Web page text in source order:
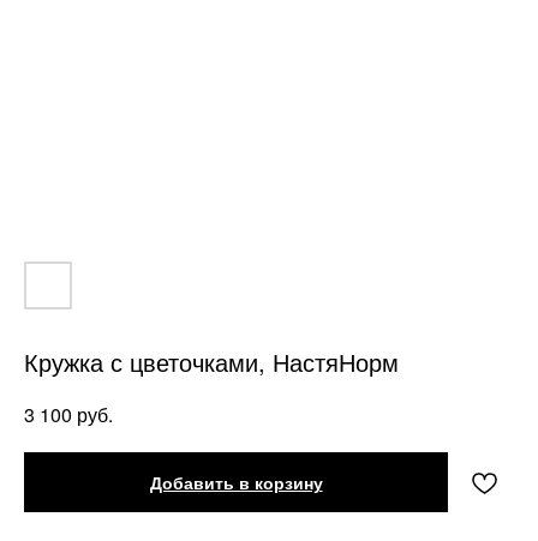
Кружка с цветочками, НастяНорм
3 100 руб.
Добавить в корзину